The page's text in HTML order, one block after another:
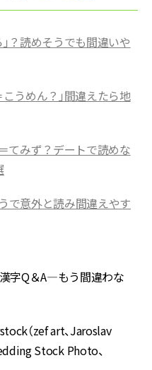
」？読めそうでも間違いや
こうめん？」間違えたら地
＝てみず？デートで読めな
で意外と読み間違えやす
字Q＆A―もう間違わな
（zef art、Jaroslav
Stock Photo、